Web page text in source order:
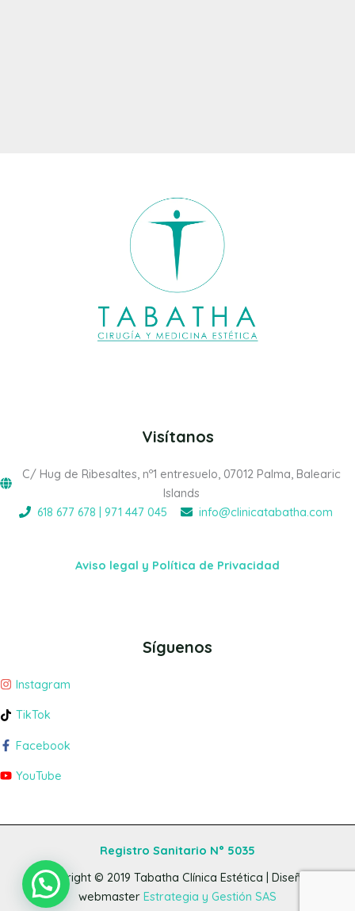
Visítanos
C/ Hug de Ribesaltes, nº1 entresuelo, 07012 Palma, Balearic
Islands
618 677 678 | 971 447 045
info@clinicatabatha.com
Aviso legal y Política de Privacidad
Síguenos
Instagram
TikTok
Facebook
YouTube
Registro Sanitario N° 5035
Copyright © 2019 Tabatha Clínica Estética | Diseño y
webmaster Estrategia y Gestión SAS